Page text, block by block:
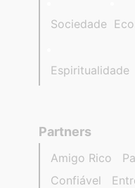
Sociedade
Espiritualidade
Partners
Amigo Rico
Confiável